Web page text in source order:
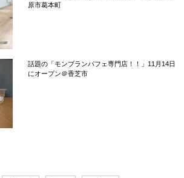
原市葛本町
話題の「モンブランパフェ専門店！！」11月14日
にオープン＠香芝市